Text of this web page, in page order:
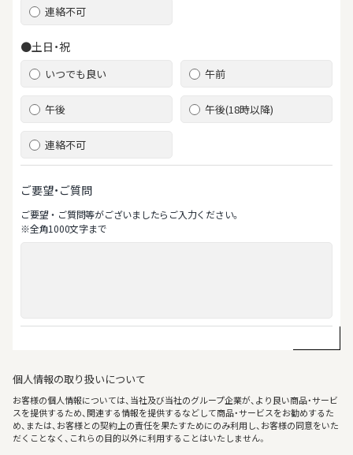
連絡不可
●土日・祝
いつでも良い 午前
午後 午後(18時以降)
連絡不可
ご要望・ご質問
ご要望‧ご質問等がございましたらご⼊⼒ください。
※全⾓1000⽂字まで
個人情報の取り扱いについて
お客様の個人情報については、当社及び当社のグループ企業が、より良い商品・サービ
スを提供するため、関連する情報を提供するなどして商品・サービスをお勧めするた
め、または、お客様との契約上の責任を果たすためにのみ利用し、お客様の同意をいた
だくことなく、これらの目的以外に利用することはいたしません。